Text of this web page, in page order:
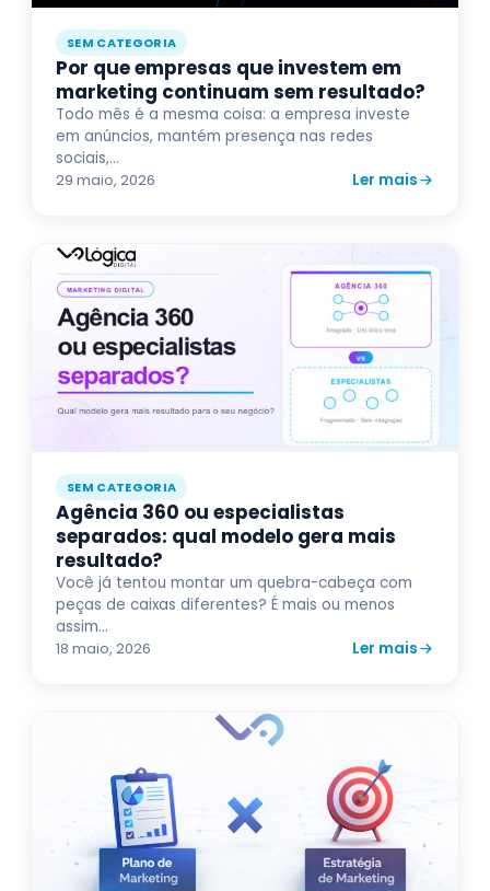
SEM CATEGORIA
Por que empresas que investem em
marketing continuam sem resultado?
Todo mês é a mesma coisa: a empresa investe
em anúncios, mantém presença nas redes
sociais,...
29 maio, 2026
Ler mais
SEM CATEGORIA
Agência 360 ou especialistas
separados: qual modelo gera mais
resultado?
Você já tentou montar um quebra-cabeça com
peças de caixas diferentes? É mais ou menos
assim...
18 maio, 2026
Ler mais